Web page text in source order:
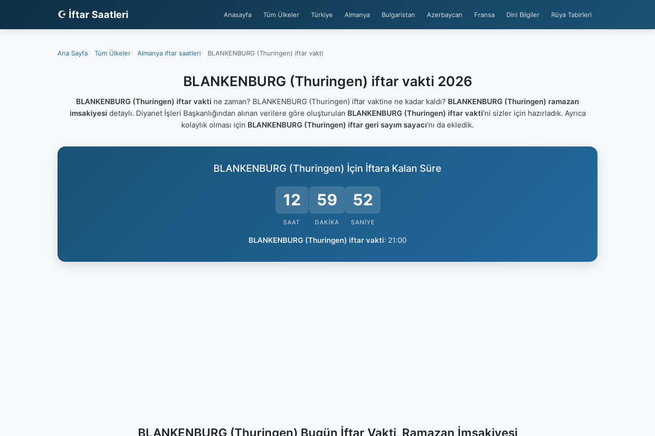
☪ İftar Saatleri Anasayfa Tüm Ülkeler Türkiye Almanya Bulgaristan Azerbaycan Fransa Dini Bilgiler Rüya Tabirleri
Ana Sayfa Tüm Ülkeler Almanya iftar saatleri BLANKENBURG (Thuringen) iftar vakti
BLANKENBURG (Thuringen) iftar vakti 2026
BLANKENBURG (Thuringen) iftar vakti ne zaman? BLANKENBURG (Thuringen) iftar vaktine ne kadar kaldı? BLANKENBURG (Thuringen) ramazan
imsakiyesi detaylı. Diyanet İşleri Başkanlığından alınan verilere göre oluşturulan BLANKENBURG (Thuringen) iftar vakti'ni sizler için hazırladık. Ayrıca
kolaylık olması için BLANKENBURG (Thuringen) iftar geri sayım sayacı'nı da ekledik.
BLANKENBURG (Thuringen) İçin İftara Kalan Süre
12
SAAT
59
DAKIKA
51
SANIYE
BLANKENBURG (Thuringen) iftar vakti: 21:00
BLANKENBURG (Thuringen) Bugün İftar Vakti, Ramazan İmsakiyesi